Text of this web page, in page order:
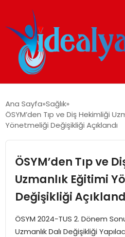
GÜNDEM
İDEAL SPOR
YAŞAM
Ana Sayfa Sağlık
ÖSYM’den Tıp ve Diş Hekimliği
Yönetmeliği Değişikliği Açıklandı
ÖSYM’den Tıp ve
Uzmanlık Eğitimi
Değişikliği
ÖSYM 2024-TUS 2. Dönem
Uzmanlık Dalı Değişikliği